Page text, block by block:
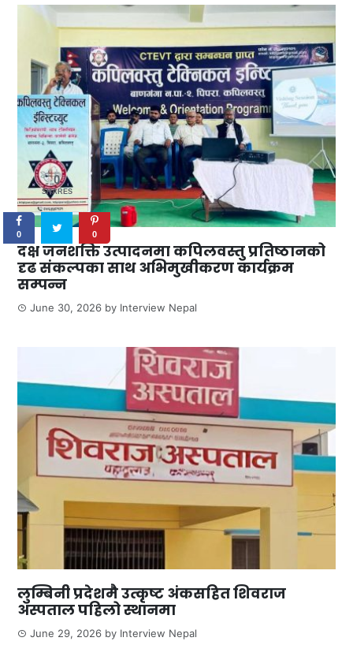
दक्ष जनशक्ति उत्पादनमा कपिलवस्तु प्रतिष्ठानको
दृढ संकल्पका साथ अभिमुखीकरण कार्यक्रम
सम्पन्न
June 30, 2026 by Interview Nepal
लुम्बिनी प्रदेशमै उत्कृष्ट अंकसहित शिवराज
अस्पताल पहिलो स्थानमा
June 29, 2026 by Interview Nepal
0
SHARES
0 0